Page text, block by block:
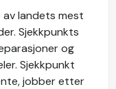
landets mest
Sjekkpunkts
og
Sjekkpunkt
jobber etter